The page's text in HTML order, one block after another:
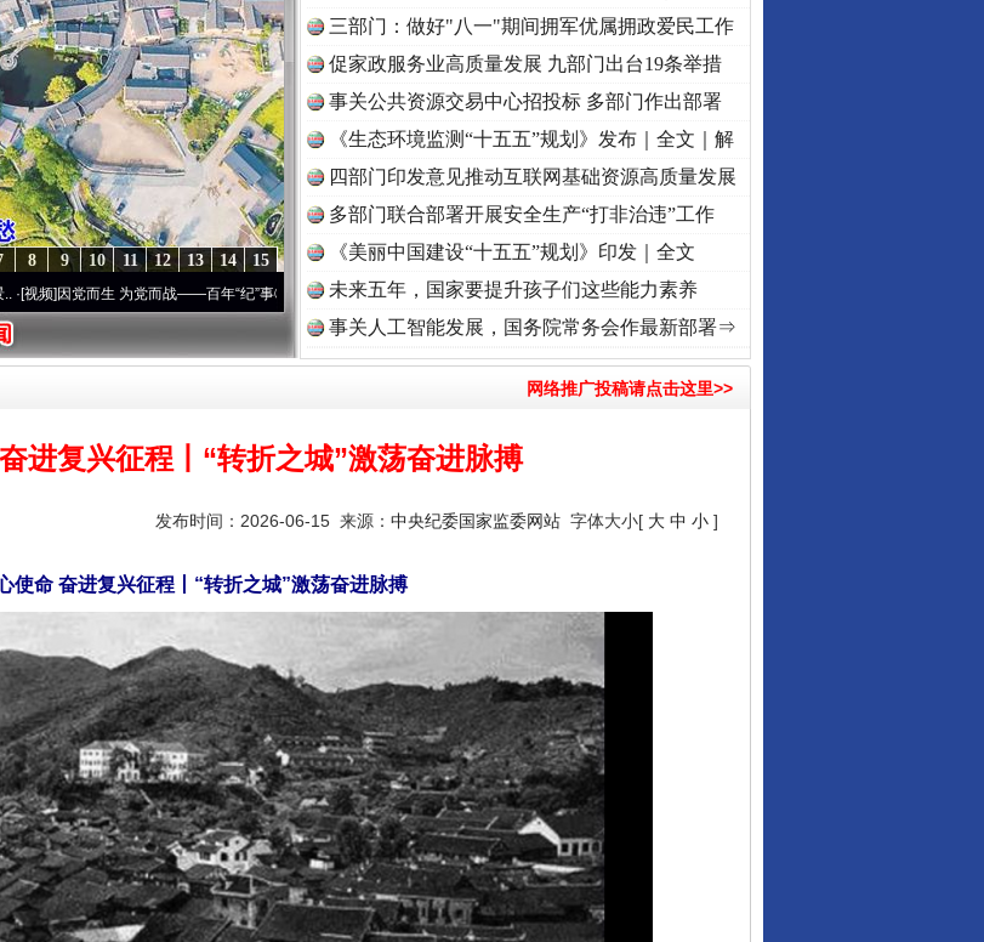
15
14
13
12
11
10
9
8
而生 为党而战——百年“纪”事⑧加强纪律.. ·[视频]牢记初心使命 奋进复兴征程丨“转折之城”激荡..·[视频]牢记初心使命 奋进复兴征程丨红船起航处 潮起..
三部门：做好"八一"期间拥军优属拥政爱民工作
促家政服务业高质量发展 九部门出台19条举措
事关公共资源交易中心招投标 多部门作出部署
《生态环境监测“十五五”规划》发布｜全文｜解
读
四部门印发意见推动互联网基础资源高质量发展
多部门联合部署开展安全生产“打非治违”工作
《美丽中国建设“十五五”规划》印发｜全文
未来五年，国家要提升孩子们这些能力素养
事关人工智能发展，国务院常务会作最新部署⇒
网络推广投稿请点击这里>>
进复兴征程丨“转折之城”激荡奋进脉搏
发布时间：2026-06-15 来源： 中央纪委国家监委网站 字体大小[ 大 中 小 ]
使命 奋进复兴征程丨“转折之城”激荡奋进脉搏